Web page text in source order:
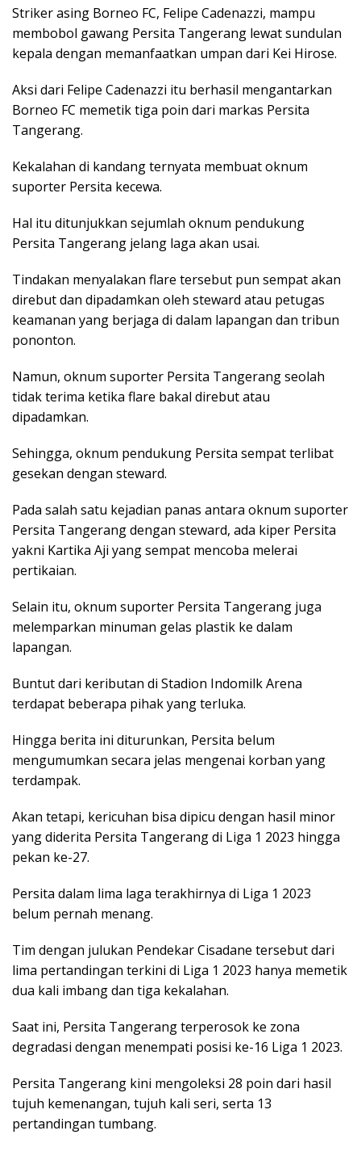
Striker asing Borneo FC, Felipe Cadenazzi, mampu
membobol gawang Persita Tangerang lewat sundulan
kepala dengan memanfaatkan umpan dari Kei Hirose.
Aksi dari Felipe Cadenazzi itu berhasil mengantarkan
Borneo FC memetik tiga poin dari markas Persita
Tangerang.
Kekalahan di kandang ternyata membuat oknum
suporter Persita kecewa.
Hal itu ditunjukkan sejumlah oknum pendukung
Persita Tangerang jelang laga akan usai.
Tindakan menyalakan flare tersebut pun sempat akan
direbut dan dipadamkan oleh steward atau petugas
keamanan yang berjaga di dalam lapangan dan tribun
pononton.
Namun, oknum suporter Persita Tangerang seolah
tidak terima ketika flare bakal direbut atau
dipadamkan.
Sehingga, oknum pendukung Persita sempat terlibat
gesekan dengan steward.
Pada salah satu kejadian panas antara oknum suporter
Persita Tangerang dengan steward, ada kiper Persita
yakni Kartika Aji yang sempat mencoba melerai
pertikaian.
Selain itu, oknum suporter Persita Tangerang juga
melemparkan minuman gelas plastik ke dalam
lapangan.
Buntut dari keributan di Stadion Indomilk Arena
terdapat beberapa pihak yang terluka.
Hingga berita ini diturunkan, Persita belum
mengumumkan secara jelas mengenai korban yang
terdampak.
Akan tetapi, kericuhan bisa dipicu dengan hasil minor
yang diderita Persita Tangerang di Liga 1 2023 hingga
pekan ke-27.
Persita dalam lima laga terakhirnya di Liga 1 2023
belum pernah menang.
Tim dengan julukan Pendekar Cisadane tersebut dari
lima pertandingan terkini di Liga 1 2023 hanya memetik
dua kali imbang dan tiga kekalahan.
Saat ini, Persita Tangerang terperosok ke zona
degradasi dengan menempati posisi ke-16 Liga 1 2023.
Persita Tangerang kini mengoleksi 28 poin dari hasil
tujuh kemenangan, tujuh kali seri, serta 13
pertandingan tumbang.